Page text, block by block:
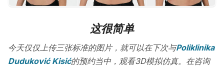
这很简单
今天仅仅上传三张标准的图片，就可以在下次与Poliklinika
Duduković Kisić的预约当中，观看3D模拟仿真。在咨询